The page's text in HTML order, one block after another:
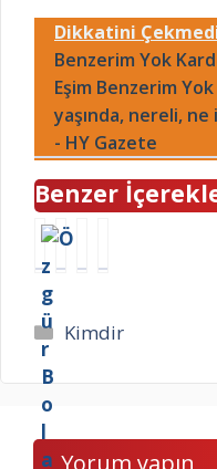
Dikkatini
Benzerim Yok
Eşim Benzerim
yaşında, nereli, ne
- HY Gazete
Benzer
Ö
z
g
ü
r
B
o
l
a
t
Ö
z
r
o
a
t
a
t
z
ü
r
z
r
ö
k
i
Kategoriler
Kimdir
Yorum yapın